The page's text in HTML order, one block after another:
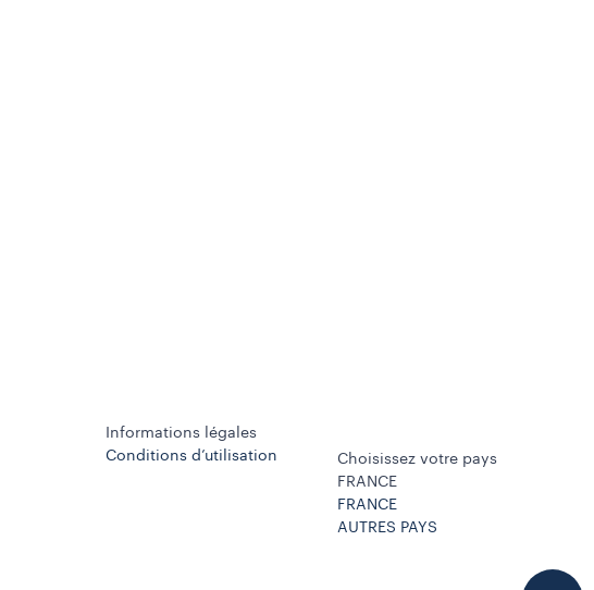
Informations légales
Conditions d’utilisation
Choisissez votre pays
FRANCE
FRANCE
AUTRES PAYS